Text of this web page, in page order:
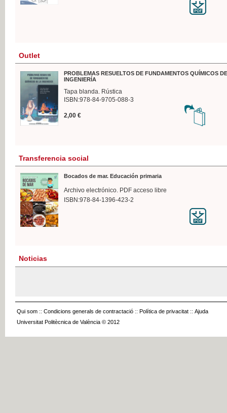
Outlet
PROBLEMAS RESUELTOS DE FUNDAMENTOS QUÍMICOS
INGENIERÍA
Tapa blanda. Rústica
ISBN:978-84-9705-088-3
2,00 €
Transferencia social
Bocados de mar. Educación primaria
Archivo electrónico. PDF acceso libre
ISBN:978-84-1396-423-2
Noticias
Qui som :: Condicions generals de contractació :: Política de privacitat :: Ajuda
Universitat Politècnica de València © 2012